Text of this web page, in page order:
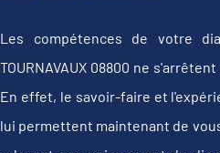
Les compétences de votre
TOURNAVAUX 08800 ne
En effet, le savoir-faire et
lui permettent maintenant de